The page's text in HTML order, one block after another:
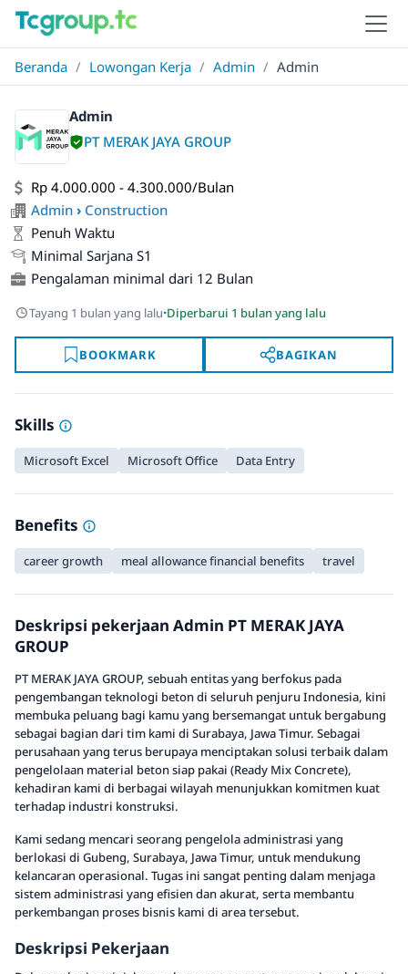
Beranda / Lowongan Kerja / Admin / Admin
Admin
PT MERAK JAYA GROUP
Rp 4.000.000 - 4.300.000/Bulan
Admin › Construction
Penuh Waktu
Minimal Sarjana S1
Pengalaman minimal dari 12 Bulan
Tayang 1 bulan yang lalu·Diperbarui 1 bulan yang lalu
BOOKMARK BAGIKAN
Skills
Microsoft Excel Microsoft Office Data Entry
Benefits
career growth meal allowance financial benefits travel
Deskripsi pekerjaan Admin PT MERAK JAYA
GROUP
PT MERAK JAYA GROUP, sebuah entitas yang berfokus pada
pengembangan teknologi beton di seluruh penjuru Indonesia, kini
membuka peluang bagi kamu yang bersemangat untuk bergabung
sebagai bagian dari tim kami di Surabaya, Jawa Timur. Sebagai
perusahaan yang terus berupaya menciptakan solusi terbaik dalam
pengelolaan material beton siap pakai (Ready Mix Concrete),
kehadiran kami di berbagai wilayah menunjukkan komitmen kuat
terhadap industri konstruksi.
Kami sedang mencari seorang pengelola administrasi yang
berlokasi di Gubeng, Surabaya, Jawa Timur, untuk mendukung
kelancaran operasional. Tugas ini sangat penting dalam menjaga
sistem administrasi yang efisien dan akurat, serta membantu
perkembangan proses bisnis kami di area tersebut.
Deskripsi Pekerjaan